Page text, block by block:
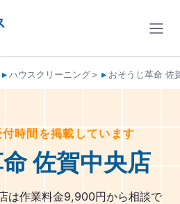
ハウスクリーニング おそうじ革命 佐
時間を掲載しています
佐賀中央店
は作業料金9,900円から相談で